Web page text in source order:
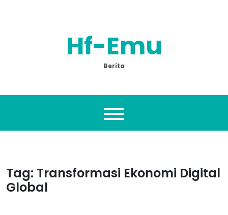
Hf-Emu
Berita
Tag: Transformasi Ekonomi Digital
Global